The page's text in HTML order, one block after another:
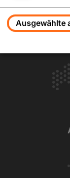
Ausgewählte